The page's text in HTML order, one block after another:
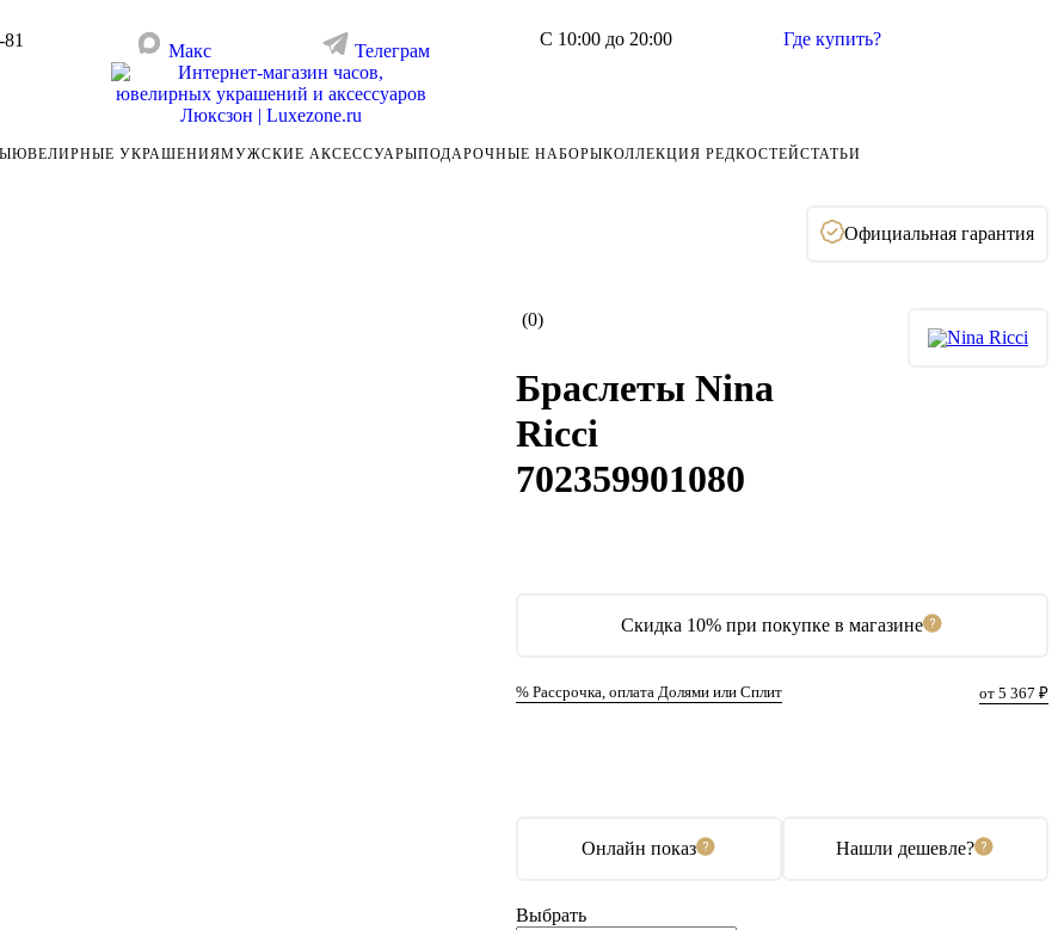
Макс Телеграм
С 10:00 до 20:00 Где купить?
ЮВЕЛИРНЫЕ УКРАШЕНИЯМУЖСКИЕ АКСЕССУАРЫПОДАРОЧНЫЕ НАБОРЫКОЛЛЕКЦИЯ РЕДКОСТЕЙСТАТЬИ
Официальная гарантия
(0)
Скидка 10% при покупке в магазине
% Рассрочка, оплата Долями или Сплит от 5 367 ₽
Браслеты Nina
Ricci
702359901080
Онлайн показ Нашли дешевле?
Выбрать